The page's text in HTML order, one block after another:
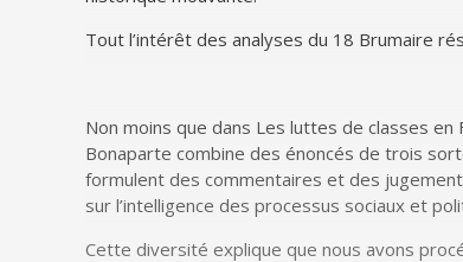
Tout l’intérêt des analyses du 18 Brumaire
Non moins que dans Les luttes de classes en
Bonaparte combine des énoncés de trois
formulent des commentaires et des
sur l’intelligence des processus sociaux et
Cette diversité explique que nous avons